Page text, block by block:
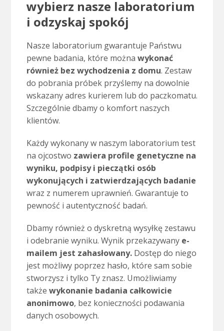
wybierz nasze laboratorium
i odzyskaj spokój
Nasze laboratorium gwarantuje Państwu
pewne badania, które można wykonać
również bez wychodzenia z domu. Zestaw
do pobrania próbek przyślemy na dowolnie
wskazany adres kurierem lub do paczkomatu.
Szczególnie dbamy o komfort naszych
klientów.
Każdy wykonany w naszym laboratorium test
na ojcostwo zawiera profile genetyczne na
wyniku, podpisy i pieczątki osób
wykonujących i zatwierdzających badanie
wraz z numerem uprawnień. Gwarantuje to
pewność i autentyczność badań.
Dbamy również o dyskretną wysyłkę zestawu
i odebranie wyniku. Wynik przekazywany e-
mailem jest zahasłowany. Dostęp do niego
jest możliwy poprzez hasło, które sam sobie
stworzysz i tylko Ty znasz. Umożliwiamy
także wykonanie badania całkowicie
anonimowo, bez konieczności podawania
danych osobowych.